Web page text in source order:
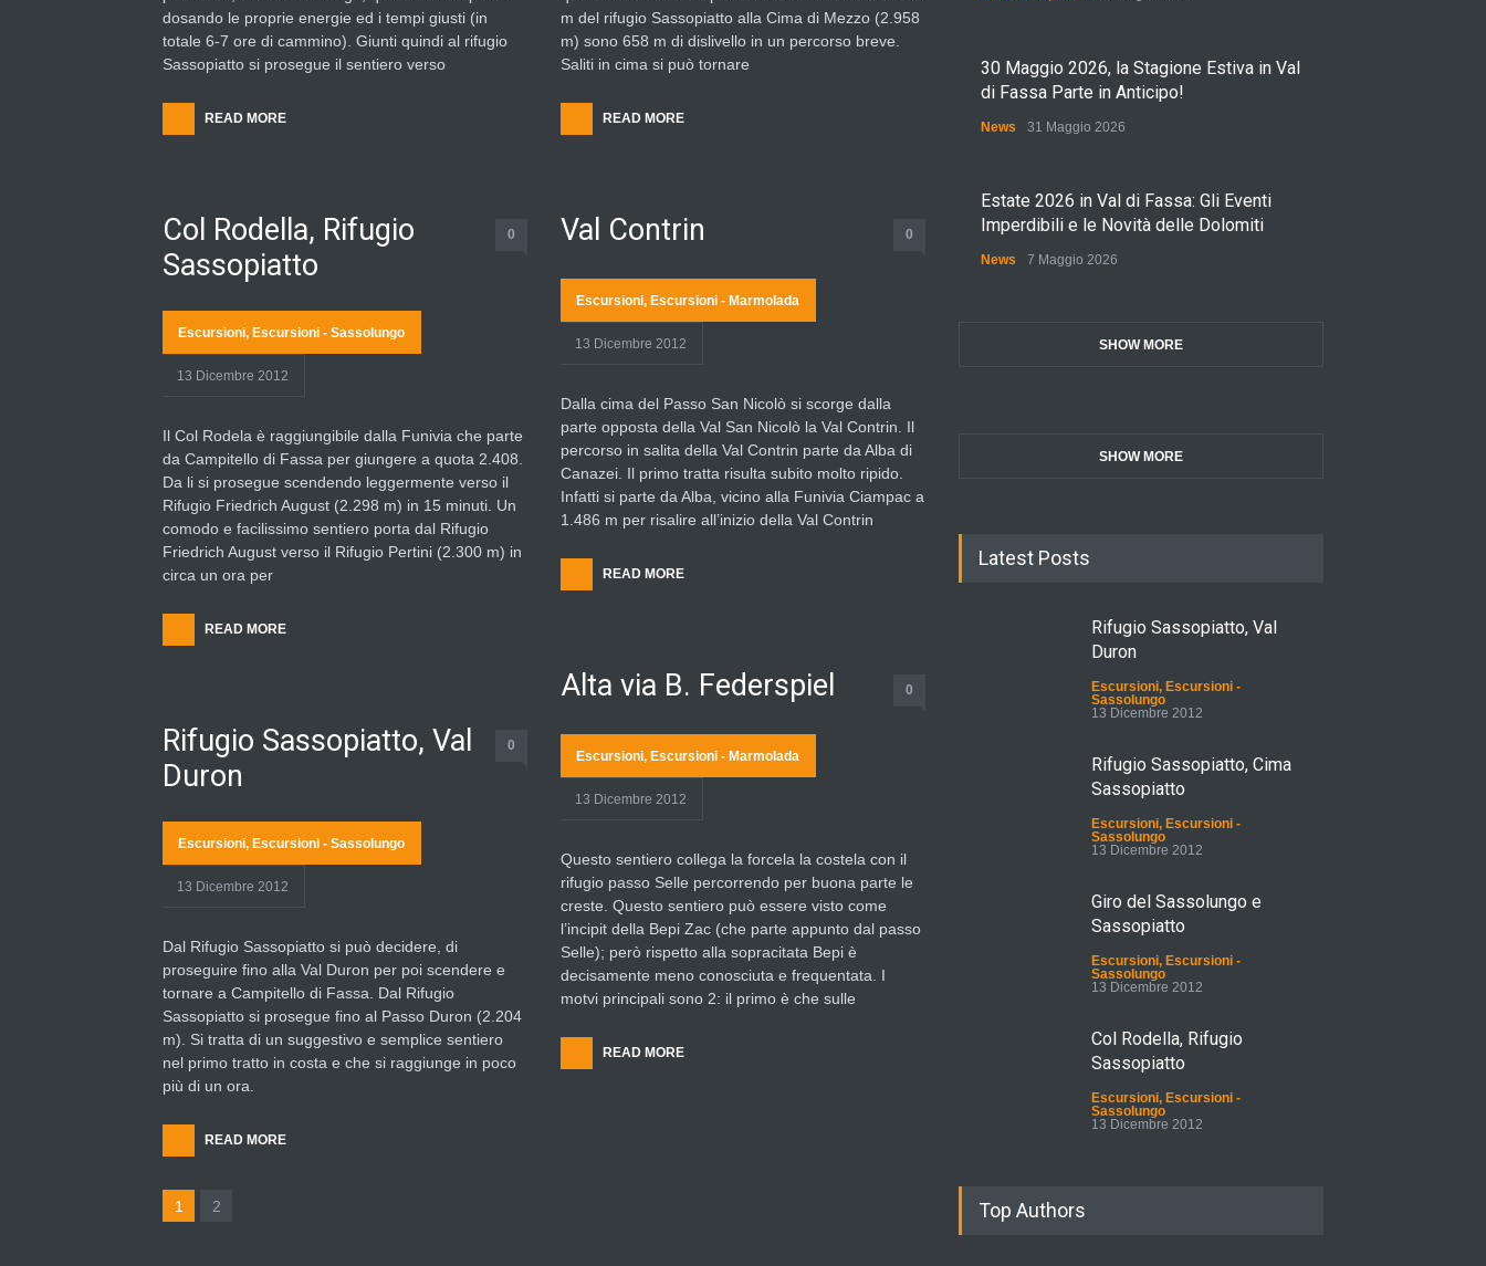
dosando le proprie energie ed i tempi giusti (in
totale 6-7 ore di cammino). Giunti quindi al rifugio
Sassopiatto si prosegue il sentiero verso
READ MORE
Col Rodella, Rifugio
Sassopiatto
0
Escursioni, Escursioni - Sassolungo
13 Dicembre 2012
Il Col Rodela è raggiungibile dalla Funivia che parte
da Campitello di Fassa per giungere a quota 2.408.
Da li si prosegue scendendo leggermente verso il
Rifugio Friedrich August (2.298 m) in 15 minuti. Un
comodo e facilissimo sentiero porta dal Rifugio
Friedrich August verso il Rifugio Pertini (2.300 m) in
circa un ora per
READ MORE
Rifugio Sassopiatto, Val
Duron
0
Escursioni, Escursioni - Sassolungo
13 Dicembre 2012
Dal Rifugio Sassopiatto si può decidere, di
proseguire fino alla Val Duron per poi scendere e
tornare a Campitello di Fassa. Dal Rifugio
Sassopiatto si prosegue fino al Passo Duron (2.204
m). Si tratta di un suggestivo e semplice sentiero
nel primo tratto in costa e che si raggiunge in poco
più di un ora.
READ MORE
m del rifugio Sassopiatto alla Cima di Mezzo (2.958
m) sono 658 m di dislivello in un percorso breve.
Saliti in cima si può tornare
READ MORE
Val Contrin 0
Escursioni, Escursioni - Marmolada
13 Dicembre 2012
Dalla cima del Passo San Nicolò si scorge dalla
parte opposta della Val San Nicolò la Val Contrin. Il
percorso in salita della Val Contrin parte da Alba di
Canazei. Il primo tratta risulta subito molto ripido.
Infatti si parte da Alba, vicino alla Funivia Ciampac a
1.486 m per risalire all’inizio della Val Contrin
READ MORE
Alta via B. Federspiel 0
Escursioni, Escursioni - Marmolada
13 Dicembre 2012
Questo sentiero collega la forcela la costela con il
rifugio passo Selle percorrendo per buona parte le
creste. Questo sentiero può essere visto come
l’incipit della Bepi Zac (che parte appunto dal passo
Selle); però rispetto alla sopracitata Bepi è
decisamente meno conosciuta e frequentata. I
motvi principali sono 2: il primo è che sulle
READ MORE
1 2
30 Maggio 2026, la Stagione Estiva in Val
di Fassa Parte in Anticipo!
News 31 Maggio 2026
Estate 2026 in Val di Fassa: Gli Eventi
Imperdibili e le Novità delle Dolomiti
News 7 Maggio 2026
SHOW MORE
SHOW MORE
Latest Posts
Rifugio Sassopiatto, Val
Duron
Escursioni, Escursioni -
Sassolungo
13 Dicembre 2012
Rifugio Sassopiatto, Cima
Sassopiatto
Escursioni, Escursioni -
Sassolungo
13 Dicembre 2012
Giro del Sassolungo e
Sassopiatto
Escursioni, Escursioni -
Sassolungo
13 Dicembre 2012
Col Rodella, Rifugio
Sassopiatto
Escursioni, Escursioni -
Sassolungo
13 Dicembre 2012
Top Authors